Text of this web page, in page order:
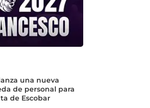
una nueva
de personal para
de Escobar